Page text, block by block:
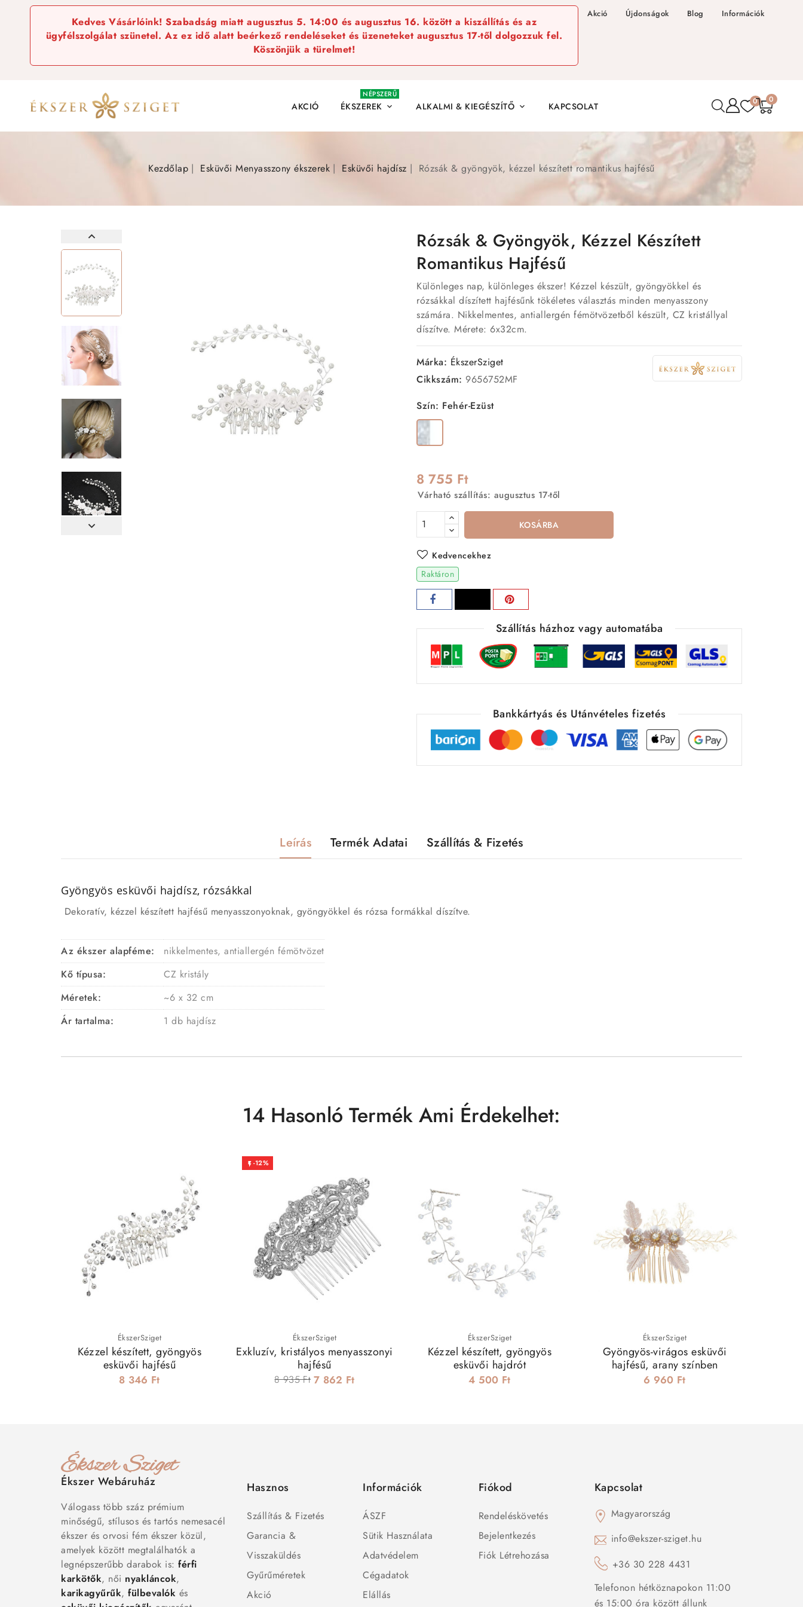
Kedves Vásárlóink! Szabadság miatt augusztus 5. 14:00 és augusztus 16. között a kiszállítás és az
ügyfélszolgálat szünetel. Az ez idő alatt beérkező rendeléseket és üzeneteket augusztus 17-től dolgozzuk fel.
Köszönjük a türelmet!
Akció Újdonságok Blog Információk
AKCIÓ ÉKSZEREK 
NÉPSZERŰ
ALKALMI & KIEGÉSZÍTŐ  KAPCSOLAT 0 0
Kezdőlap Esküvői Menyasszony ékszerek Esküvői hajdísz Rózsák & gyöngyök, kézzel készített romantikus hajfésű
Rózsák & Gyöngyök, Kézzel Készített
Romantikus Hajfésű
Különleges nap, különleges ékszer! Kézzel készült, gyöngyökkel és
rózsákkal díszített hajfésűnk tökéletes választás minden menyasszony
számára. Nikkelmentes, antiallergén fémötvözetből készült, CZ kristállyal
díszítve. Mérete: 6x32cm.
Márka: ÉkszerSziget
Cikkszám: 9656752MF
Szín: Fehér-Ezüst
Fehér-
Ezüst
8 755 Ft
Várható szállítás: augusztus 17-től
KOSÁRBA
Kedvencekhez
Raktáron
Szállítás házhoz vagy automatába
Bankkártyás és Utánvételes fizetés
Leírás Termék Adatai Szállítás & Fizetés
Gyöngyös esküvői hajdísz, rózsákkal
Dekoratív, kézzel készített hajfésű menyasszonyoknak, gyöngyökkel és rózsa formákkal díszítve.
Az ékszer alapféme:
nikkelmentes, antiallergén fémötvözet
Kő típusa:
CZ kristály
Méretek:
~6 x 32 cm
Ár tartalma:
1 db hajdísz
14 Hasonló Termék Ami Érdekelhet:
ÉkszerSziget
Kézzel készített, gyöngyös
esküvői hajfésű
8 346 Ft
 -12%
ÉkszerSziget
Exkluzív, kristályos menyasszonyi
hajfésű
8 935 Ft 7 862 Ft
ÉkszerSziget
Kézzel készített, gyöngyös
esküvői hajdrót
4 500 Ft
ÉkszerSziget
Gyöngyös-virágos esküvői
hajfésű, arany színben
6 960 Ft
Ékszer Webáruház
Válogass több száz prémium
minőségű, stílusos és tartós nemesacél
ékszer és orvosi fém ékszer közül,
amelyek között megtalálhatók a
legnépszerűbb darabok is: férfi
karkötők, női nyakláncok,
karikagyűrűk, fülbevalók és
Hasznos
Szállítás & Fizetés
Garancia &
Visszaküldés
Gyűrűméretek
Akció
Információk
ÁSZF
Sütik Használata
Adatvédelem
Cégadatok
Elállás
Fiókod
Rendeléskövetés
Bejelentkezés
Fiók Létrehozása
Kapcsolat
Magyarország
info@ekszer-sziget.hu
+36 30 228 4431
Telefonon hétköznapokon 11:00
és 15:00 óra között állunk